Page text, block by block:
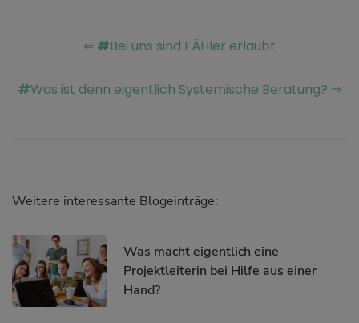
⇐ #Bei uns sind FÄHler erlaubt
#Was ist denn eigentlich Systemische Beratung? ⇒
Weitere interessante Blogeinträge:
Was macht eigentlich eine
Projektleiterin bei Hilfe aus einer
Hand?